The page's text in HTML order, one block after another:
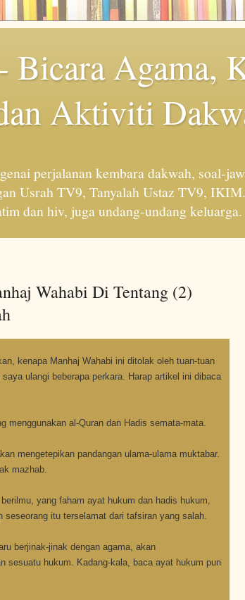
Agama,
Aktiviti
perjalanan kembara dakwah, soal-
Usrah TV9, Tanyalah Ustaz TV9,
dan hiv, juga undang-undang keluarga.
Wahabi Di Tentang (2)
kenapa Manhaj Wahabi ini ditolak oleh tuan-tuan
ulangi beberapa perkara. Harap artikel ini dibaca
menggunakan al-Quran dan Hadis semata-mata.
mengetepikan pandangan ulama-ulama muktabar.
mazhab.
yang faham ayat hukum dan hadis hukum,
itu terselamat dari tafsiran yang salah.
berjinak-jinak dengan agama, akan
sesuatu hukum. Kadang-kala, baca ayat hukum pun